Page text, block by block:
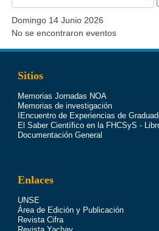
Domingo 14 Junio 2026
No se encontraron eventos
Sitios
Memorias Jornadas NOA
Memorias de investigación
IEncuentro de Experiencias de
El Saber Científico en la FHCSyS -
Documentación General
Enlaces
UNSE
Área de Edición y Publicación
Revista Cifra